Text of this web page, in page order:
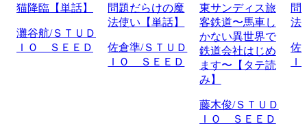
猫降臨【単話】
灘谷航/ＳＴＵＤ
ＩＯ ＳＥＥＤ
問題だらけの魔
法使い【単話】
佐倉準/ＳＴＵＤ
ＩＯ ＳＥＥＤ
東サンディス旅
客鉄道〜馬車し
かない異世界で
鉄道会社はじめ
ます〜【タテ読
み】
藤木俊/ＳＴＵＤ
ＩＯ ＳＥＥＤ
問
法
佐